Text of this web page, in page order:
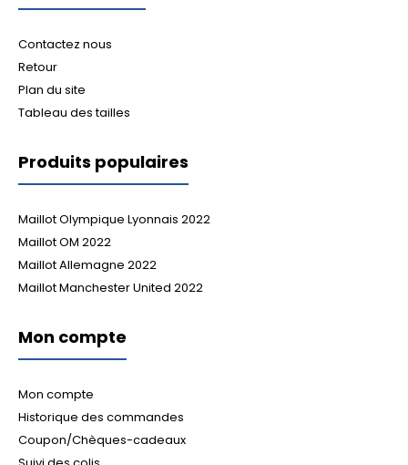
Contactez nous
Retour
Plan du site
Tableau des tailles
Produits populaires
Maillot Olympique Lyonnais 2022
Maillot OM 2022
Maillot Allemagne 2022
Maillot Manchester United 2022
Mon compte
Mon compte
Historique des commandes
Coupon/Chèques-cadeaux